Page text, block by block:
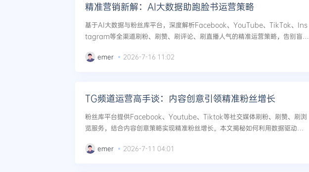
精准营销新解：AI大数据助跑脸书运营策略
基于AI大数据与粉丝库平台，深度解析Facebook、YouTube、TikTok、Ins
tagram等全渠道刷粉、刷赞、刷评论、刷直播人气的精准运营策略，告别盲目
emer 2026-7-16 11:02
TG频道运营高手谈：内容创意引领精准粉丝增长
粉丝库平台提供Facebook、Youtube、Tiktok等社交媒体刷粉、刷赞、刷浏
览服务，结合内容创意策略实现精准粉丝增长。本文揭秘如何利用数据驱动的
emer 2026-7-11 04:01